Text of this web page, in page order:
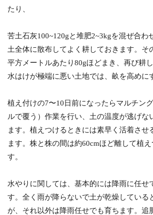
たり、
苦土石灰100~120gと堆肥2~3kgを混ぜ合わ
土全体に散布してよく耕しておきます。そ
平方メートルあたり80gほどまき、再び耕
水はけが極端に悪い土地では、畝を高めに
植え付けの7〜10日前になったらマルチン
ルで覆う）作業を行い、土の温度が逃げな
ます。植えつけるときには素早く活着させ
ます。株と株の間は約60cmほど離して植
す。
水やりに関しては、基本的には降雨に任せ
す。全く雨が降らないで土が乾燥している
が、それ以外は降雨任せでも育ちます。追